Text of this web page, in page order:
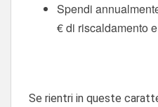
Spendi
€ di riscaldamento
Se rientri in queste